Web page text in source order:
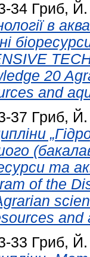
34 Гриб,
в
20
and
37 Гриб,
та
of the
and
33 Гриб,